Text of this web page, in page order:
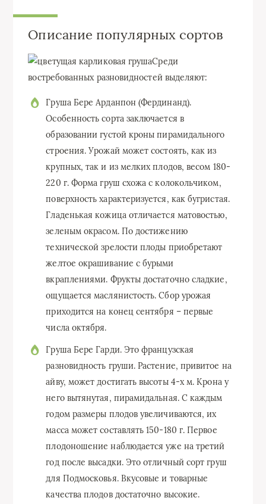
Описание популярных сортов
Среди
востребованных разновидностей выделяют:
Груша Бере Арданпон (Фердинанд).
Особенность сорта заключается в
образовании густой кроны пирамидального
строения. Урожай может состоять, как из
крупных, так и из мелких плодов, весом 180-
220 г. Форма груш схожа с колокольчиком,
поверхность характеризуется, как бугристая.
Гладенькая кожица отличается матовостью,
зеленым окрасом. По достижению
технической зрелости плоды приобретают
желтое окрашивание с бурыми
вкраплениями. Фрукты достаточно сладкие,
ощущается маслянистость. Сбор урожая
приходится на конец сентября – первые
числа октября.
Груша Бере Гарди. Это французская
разновидность груши. Растение, привитое на
айву, может достигать высоты 4-х м. Крона у
него вытянутая, пирамидальная. С каждым
годом размеры плодов увеличиваются, их
масса может составлять 150-180 г. Первое
плодоношение наблюдается уже на третий
год после высадки. Это отличный сорт груш
для Подмосковья. Вкусовые и товарные
качества плодов достаточно высокие.